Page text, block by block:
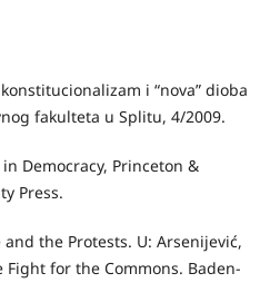
i “nova” dioba
fakulteta u Splitu, 4/2009.
Democracy, Princeton &
Press.
and the Protests. U: Arsenijević,
Fight for the Commons. Baden-